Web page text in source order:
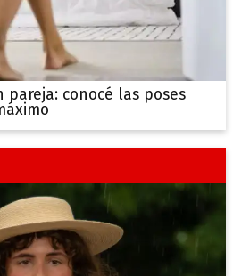
pareja: conocé las poses